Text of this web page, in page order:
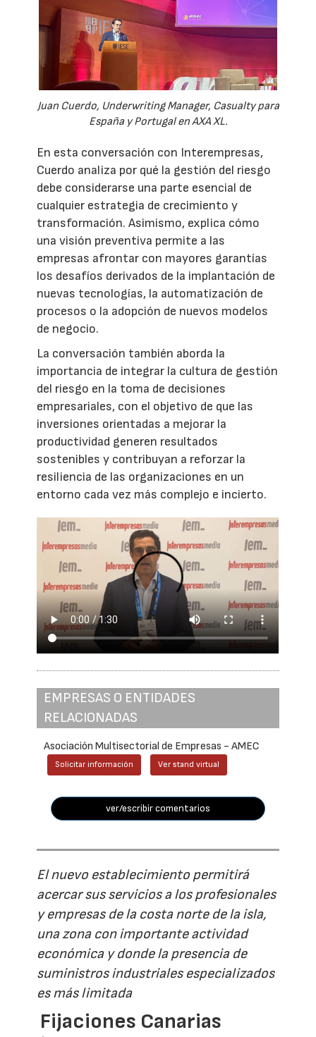
Juan Cuerdo, Underwriting Manager, Casualty para
España y Portugal en AXA XL.
En esta conversación con Interempresas,
Cuerdo analiza por qué la gestión del riesgo
debe considerarse una parte esencial de
cualquier estrategia de crecimiento y
transformación. Asimismo, explica cómo
una visión preventiva permite a las
empresas afrontar con mayores garantías
los desafíos derivados de la implantación de
nuevas tecnologías, la automatización de
procesos o la adopción de nuevos modelos
de negocio.
La conversación también aborda la
importancia de integrar la cultura de gestión
del riesgo en la toma de decisiones
empresariales, con el objetivo de que las
inversiones orientadas a mejorar la
productividad generen resultados
sostenibles y contribuyan a reforzar la
resiliencia de las organizaciones en un
entorno cada vez más complejo e incierto.
EMPRESAS O ENTIDADES
RELACIONADAS
Asociación Multisectorial de Empresas - AMEC
Solicitar información Ver stand virtual
ver/escribir comentarios
El nuevo establecimiento permitirá
acercar sus servicios a los profesionales
y empresas de la costa norte de la isla,
una zona con importante actividad
económica y donde la presencia de
suministros industriales especializados
es más limitada
Fijaciones Canarias